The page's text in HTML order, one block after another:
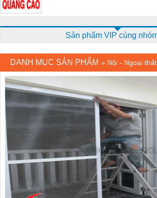
Sản phẩm VIP cùng
DANH MỤC SẢN PHẨM » Nội - Ngoại